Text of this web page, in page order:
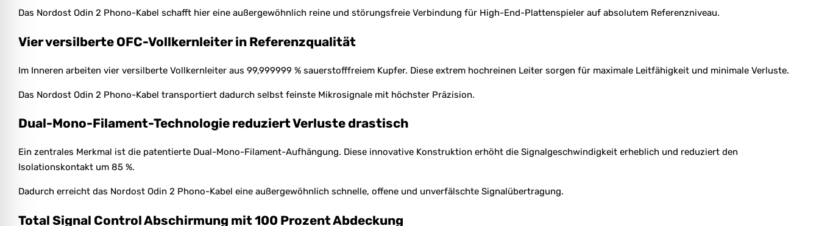
Das Nordost Odin 2 Phono-Kabel schafft hier eine außergewöhnlich reine und störungsfreie Verbindung für High-End-Plattenspieler auf absolutem Referenzniveau.
Vier versilberte OFC-Vollkernleiter in Referenzqualität
Im Inneren arbeiten vier versilberte Vollkernleiter aus 99,999999 % sauerstofffreiem Kupfer. Diese extrem hochreinen Leiter sorgen für maximale Leitfähigkeit und minimale Verluste.
Das Nordost Odin 2 Phono-Kabel transportiert dadurch selbst feinste Mikrosignale mit höchster Präzision.
Dual-Mono-Filament-Technologie reduziert Verluste drastisch
Ein zentrales Merkmal ist die patentierte Dual-Mono-Filament-Aufhängung. Diese innovative Konstruktion erhöht die Signalgeschwindigkeit erheblich und reduziert den
Isolationskontakt um 85 %.
Dadurch erreicht das Nordost Odin 2 Phono-Kabel eine außergewöhnlich schnelle, offene und unverfälschte Signalübertragung.
Total Signal Control Abschirmung mit 100 Prozent Abdeckung